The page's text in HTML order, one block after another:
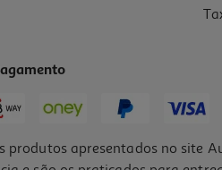
produtos apresentados no site